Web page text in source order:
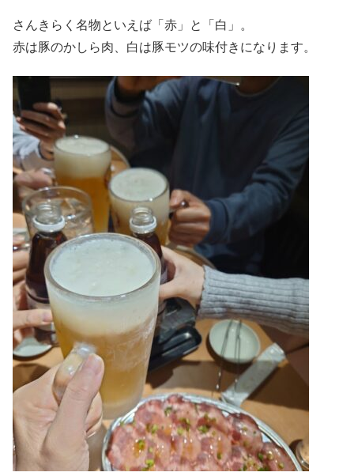
さんきらく名物といえば「赤」と「白」。
赤は豚のかしら肉、白は豚モツの味付きになります。